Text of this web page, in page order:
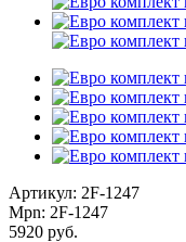
Артикул: 2F-1247
Mpn: 2F-1247
5920 руб.